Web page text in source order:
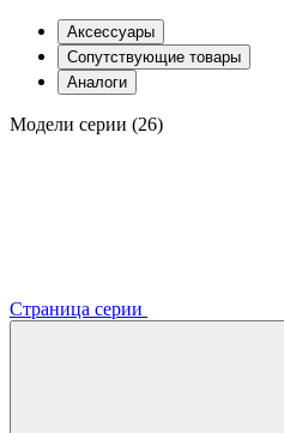
Аксессуары
Сопутствующие товары
Аналоги
Модели серии (26)
Страница серии